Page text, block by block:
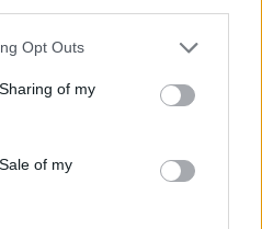
Opt Outs
of my
of my
#OMOFOBIA